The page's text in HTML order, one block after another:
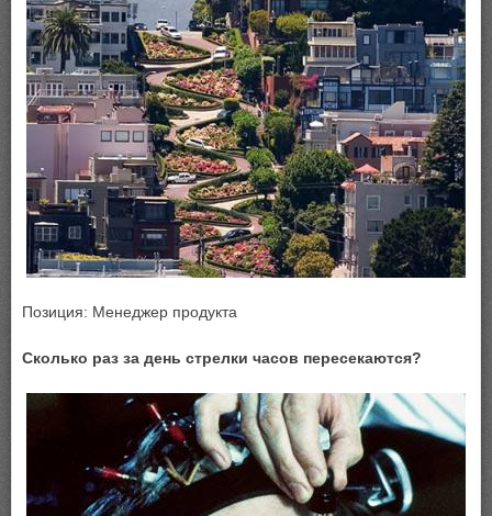
Позиция: Менеджер продукта
Сколько раз за день стрелки часов пересекаются?